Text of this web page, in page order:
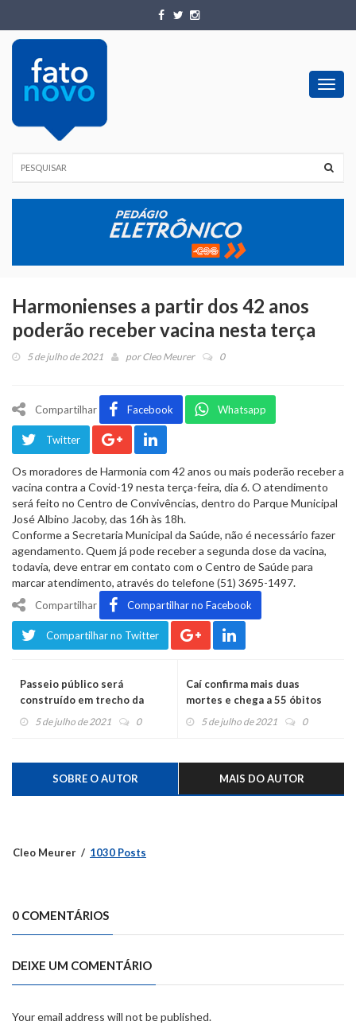
Harmonienses a partir dos 42 anos
poderão receber vacina nesta terça
5 de julho de 2021 porCleo Meurer 0
Compartilhar Facebook Whatsapp
Twitter
Os moradores de Harmonia com 42 anos ou mais poderão receber a
vacina contra a Covid-19 nesta terça-feira, dia 6. O atendimento
será feito no Centro de Convivências, dentro do Parque Municipal
José Albino Jacoby, das 16h às 18h.
Conforme a Secretaria Municipal da Saúde, não é necessário fazer
agendamento. Quem já pode receber a segunda dose da vacina,
todavia, deve entrar em contato com o Centro de Saúde para
marcar atendimento, através do telefone (51) 3695-1497.
Compartilhar Compartilhar no Facebook
Compartilhar no Twitter
Passeio público será
construído em trecho da
estrada de Campestre Baixo
5 de julho de 2021 0
Caí confirma mais duas
mortes e chega a 55 óbitos
5 de julho de 2021 0
SOBRE O AUTOR MAIS DO AUTOR
Cleo Meurer 1030 Posts
0 COMENTÁRIOS
DEIXE UM COMENTÁRIO
Your email address will not be published.